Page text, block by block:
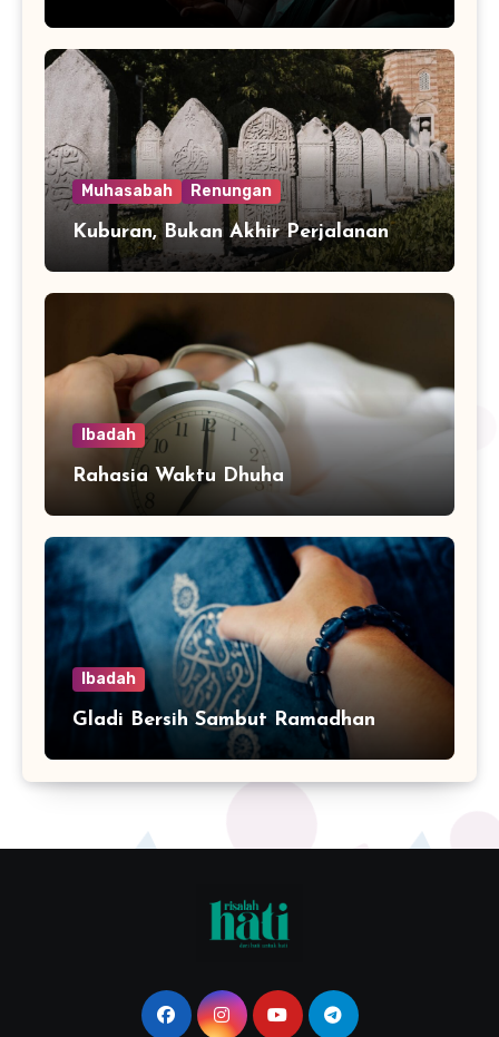
Muhasabah Renungan
Kuburan, Bukan Akhir Perjalanan
Ibadah
Rahasia Waktu Dhuha
Ibadah
Gladi Bersih Sambut Ramadhan